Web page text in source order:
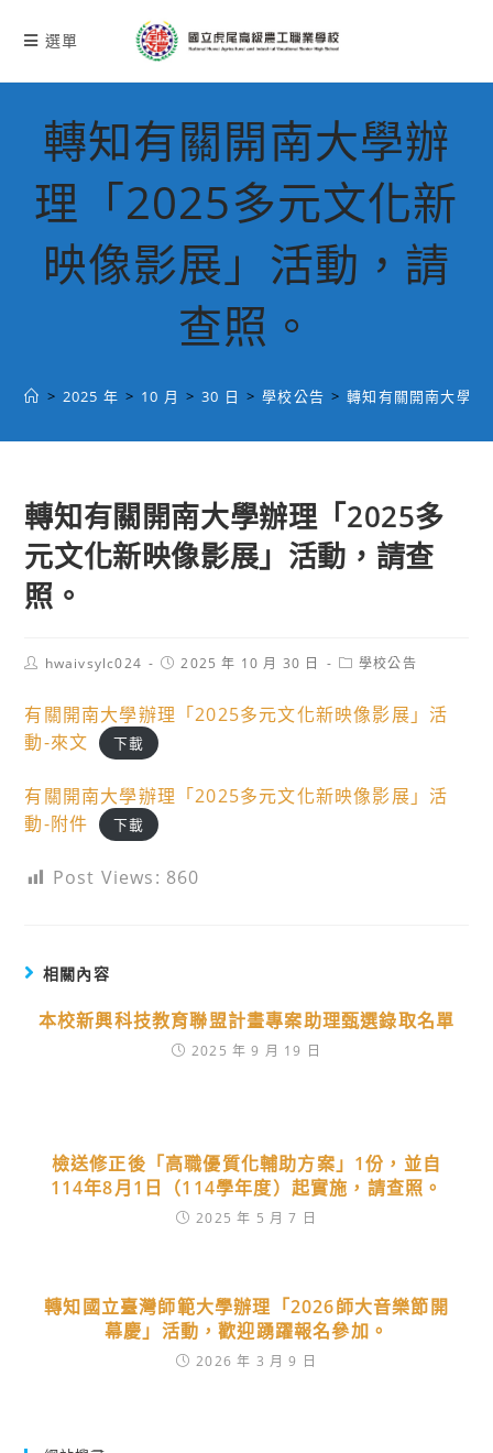
選單
轉知有關開南大學辦
理「2025多元文化新
映像影展」活動，請
查照。
> 2025 年 > 10 月 > 30 日 > 學校公告 > 轉知有關開南大學
轉知有關開南大學辦理「2025多
元文化新映像影展」活動，請查
照。
Posthwaivsylc024
Post2025 年 10 月 30 日
Post學校公告
有關開南大學辦理「2025多元文化新映像影展」活
動-來文
下載
有關開南大學辦理「2025多元文化新映像影展」活
動-附件
下載
Post Views: 860
相關內容
本校新興科技教育聯盟計畫專案助理甄選錄取名單
2025 年 9 月 19 日
檢送修正後「高職優質化輔助方案」1份，並自
114年8月1日（114學年度）起實施，請查照。
2025 年 5 月 7 日
轉知國立臺灣師範大學辦理「2026師大音樂節開
幕慶」活動，歡迎踴躍報名參加。
2026 年 3 月 9 日